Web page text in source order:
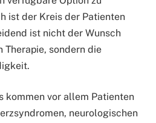
ist der Kreis der Patienten
ist nicht der Wunsch
Therapie, sondern die
kommen vor allem Patienten
neurologischen